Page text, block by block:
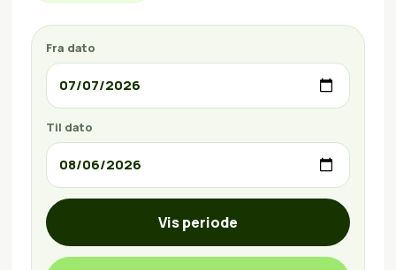
Fra dato
Til dato
Vis periode